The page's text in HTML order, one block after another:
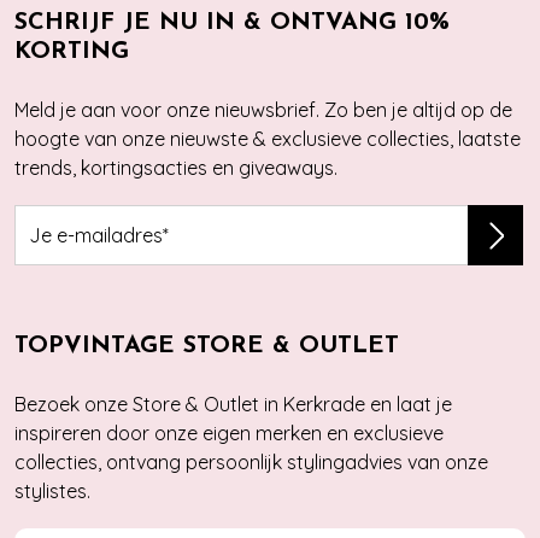
SCHRIJF JE NU IN & ONTVANG 10%
KORTING
Meld je aan voor onze nieuwsbrief. Zo ben je altijd op de
hoogte van onze nieuwste & exclusieve collecties, laatste
trends, kortingsacties en giveaways.
TOPVINTAGE STORE & OUTLET
Bezoek onze Store & Outlet in Kerkrade en laat je
inspireren door onze eigen merken en exclusieve
collecties, ontvang persoonlijk stylingadvies van onze
stylistes.